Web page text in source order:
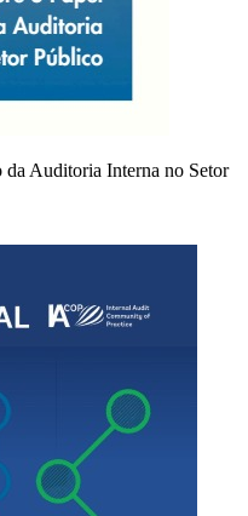
da Auditoria Interna no Setor